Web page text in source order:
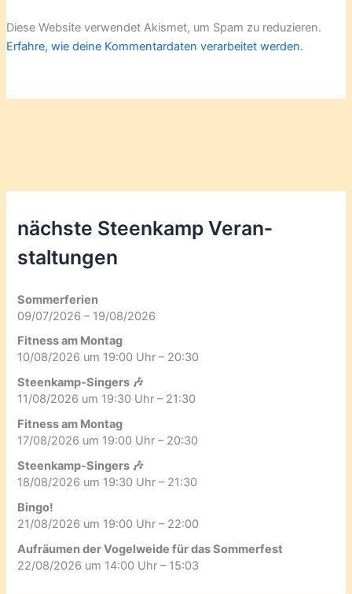
Diese Website verwendet Akismet, um Spam zu reduzieren.
Erfahre, wie deine Kommentardaten verarbeitet werden.
nächste Steenkamp Veran­
staltungen
Sommerferien
09/07/2026 – 19/08/2026
Fitness am Montag
10/08/2026 um 19:00 Uhr – 20:30
Steenkamp-Singers 🎶
11/08/2026 um 19:30 Uhr – 21:30
Fitness am Montag
17/08/2026 um 19:00 Uhr – 20:30
Steenkamp-Singers 🎶
18/08/2026 um 19:30 Uhr – 21:30
Bingo!
21/08/2026 um 19:00 Uhr – 22:00
Aufräumen der Vogelweide für das Sommerfest
22/08/2026 um 14:00 Uhr – 15:03